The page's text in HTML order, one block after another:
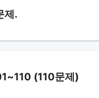
제.
(110문제)